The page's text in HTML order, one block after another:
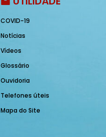
COVID-19
Notícias
Vídeos
Glossário
Ouvidoria
Telefones úteis
Mapa do Site